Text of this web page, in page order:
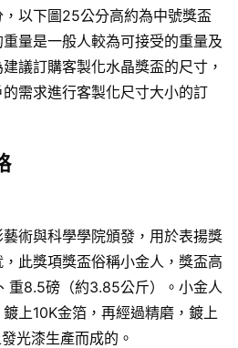
以下圖25公分高約為中號獎盃
量是一般人較為可接受的重量及
議訂購客製化水晶獎盃的尺寸，
需求進行客製化尺寸大小的訂
術與科學學院頒發，用於表揚獎
此獎項獎盃俗稱小金人，獎盃高
重8.5磅（約3.85公斤）。小金人
上10K金箔，再經過精磨，鍍上
光漆生產而成的。